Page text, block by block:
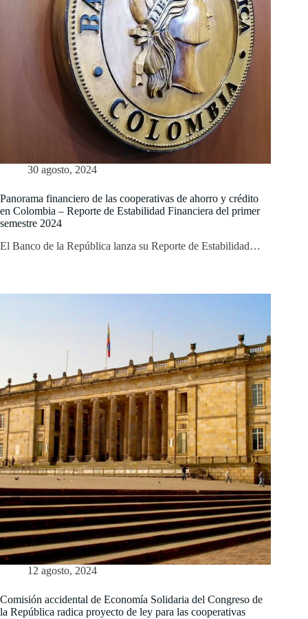
30 agosto, 2024
Panorama financiero de las cooperativas de ahorro y crédito
en Colombia – Reporte de Estabilidad Financiera del primer
semestre 2024
El Banco de la República lanza su Reporte de Estabilidad…
12 agosto, 2024
Comisión accidental de Economía Solidaria del Congreso de
la República radica proyecto de ley para las cooperativas